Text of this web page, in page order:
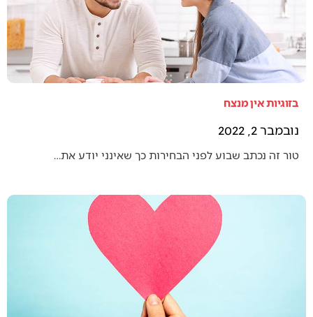
בזוגיות אין מנצח
נובמבר 2, 2022
טור זה נכתב שבוע לפני הבחירות כך שאינני יודע את…